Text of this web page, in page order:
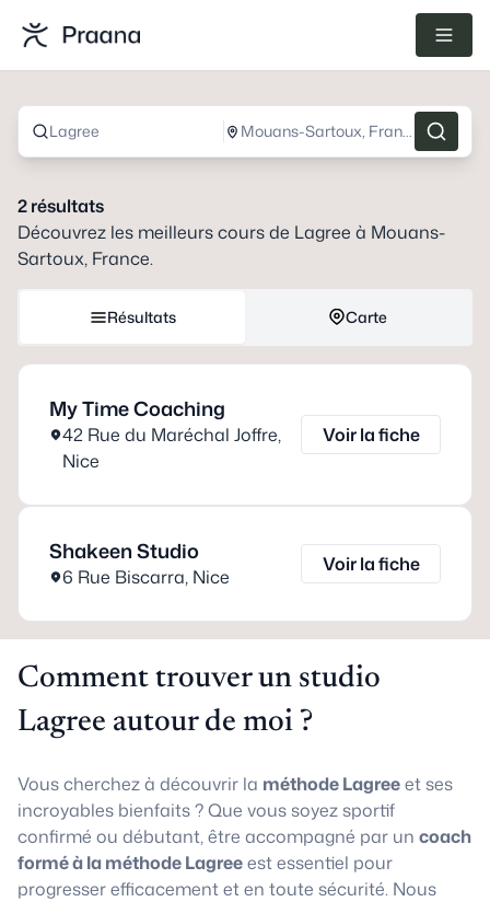
Lagree Mouans-Sartoux, France
2résultats
Découvrez les meilleurs cours de Lagree à Mouans-
Sartoux, France.
Résultats Carte
My Time Coaching
42 Rue du Maréchal Joffre,
Nice
Voir la fiche
Shakeen Studio
6 Rue Biscarra, Nice
Voir la fiche
Comment trouver un studio
Lagree autour de moi ?
Vous cherchez à découvrir la méthode Lagreeet ses
incroyables bienfaits ? Que vous soyez sportif
confirmé ou débutant, être accompagné par un coach
formé à la méthode Lagreeest essentiel pour
progresser efficacement et en toute sécurité. Nous